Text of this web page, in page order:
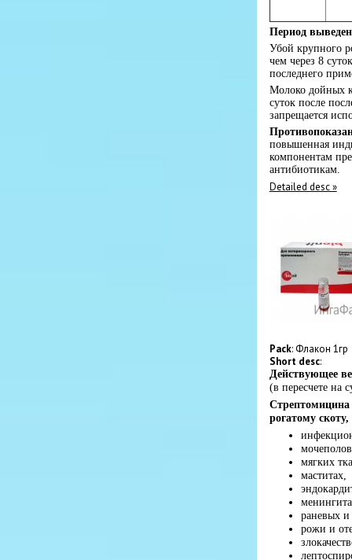
Период
Убой крупного
чем через 8
последнего
Молоко дойных
суток после
запрещается
повышенная
компонентам
антибиотикам.
Detailed desc »
Pack: Флакон 1гр
Short desc:
Действующее
(в пересчете на
рогатому
мягких
маститах,
раневых и
рожи и